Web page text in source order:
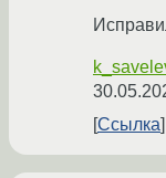
Ссылка